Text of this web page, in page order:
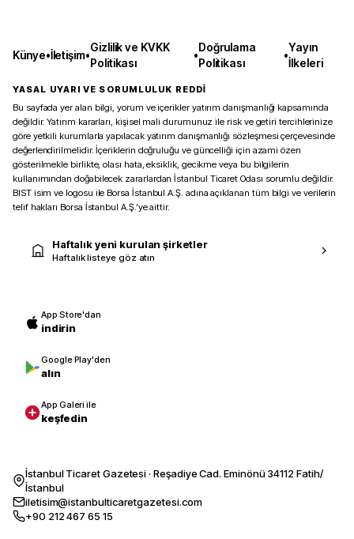
Künye•İletişim•
Gizlilik ve KVKK
Politikası
•
Doğrulama
Politikası
•
Yayın
İlkeleri
YASAL UYARI VE SORUMLULUK REDDİ
Bu sayfada yer alan bilgi, yorum ve içerikler yatırım danışmanlığı kapsamında
değildir. Yatırım kararları, kişisel mali durumunuz ile risk ve getiri tercihlerinize
göre yetkili kurumlarla yapılacak yatırım danışmanlığı sözleşmesi çerçevesinde
değerlendirilmelidir. İçeriklerin doğruluğu ve güncelliği için azami özen
gösterilmekle birlikte, olası hata, eksiklik, gecikme veya bu bilgilerin
kullanımından doğabilecek zararlardan İstanbul Ticaret Odası sorumlu değildir.
BIST isim ve logosu ile Borsa İstanbul A.Ş. adına açıklanan tüm bilgi ve verilerin
telif hakları Borsa İstanbul A.Ş.’ye aittir.
Haftalık yeni kurulan şirketler
Haftalık listeye göz atın
App Store'dan
indirin
Google Play'den
alın
App Galeri ile
keşfedin
İstanbul Ticaret Gazetesi · Reşadiye Cad. Eminönü 34112 Fatih/
İstanbul
iletisim@istanbulticaretgazetesi.com
+90 212 467 65 15